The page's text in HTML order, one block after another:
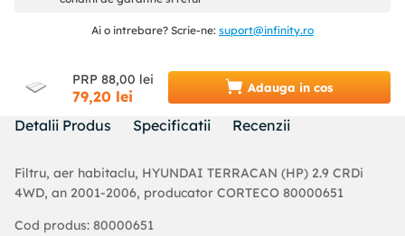
Ai o intrebare? Scrie-ne: suport@infinity.ro
PRP 88,00 lei
79,20 lei Adauga in cos
Detalii Produs Specificatii Recenzii
Filtru, aer habitaclu, HYUNDAI TERRACAN (HP) 2.9 CRDi
4WD, an 2001-2006, producator CORTECO 80000651
Cod produs: 80000651